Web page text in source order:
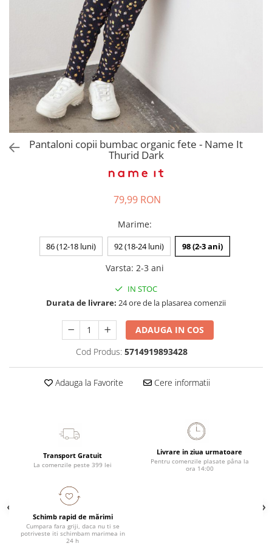
Pantaloni scurți pentru gravide
Sutiene / Bustiere / Maiouri
Gravide
Pijamale Gravide
Dresuri Gravide
Geci și Paltoane
Pantaloni copii bumbac organic fete - Name It
Thurid Dark
79,99 RON
Marime:
86 (12-18 luni) 92 (18-24 luni) 98 (2-3 ani)
Varsta: 2-3 ani
IN STOC
Durata de livrare: 24 ore de la plasarea comenzii
ADAUGA IN COS
Cod Produs: 5714919893428
Adauga la Favorite Cere informatii
Transport Gratuit
La comenzile peste 399 lei
Livrare in ziua urmatoare
Pentru comenzile plasate pâna la
ora 14:00
Schimb rapid de mărimi
Cumpara fara griji, daca nu ti se
potriveste iti schimbam marimea in
24 h